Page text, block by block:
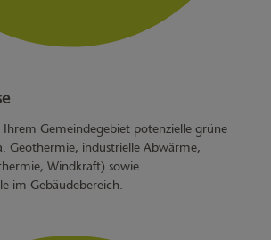
Gemeindegebiet potenzielle grüne
Geothermie, industrielle Abwärme,
Windkraft) sowie
im Gebäudebereich.